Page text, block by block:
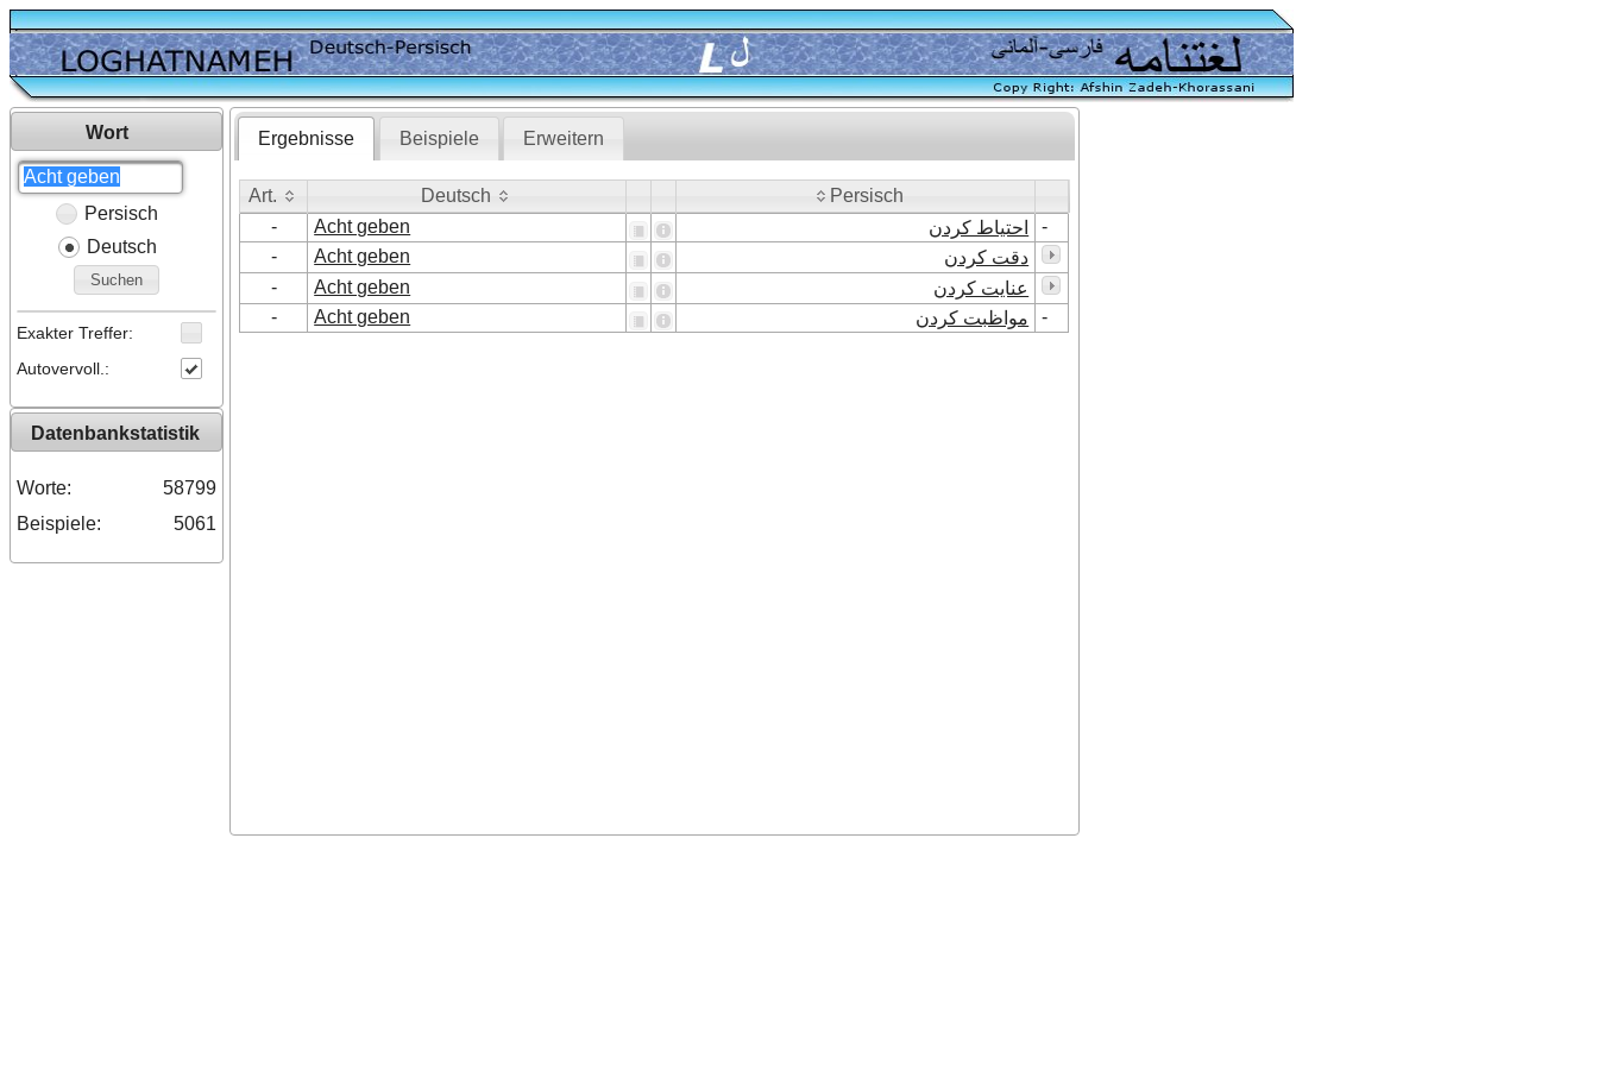
Wort
Persisch
Deutsch
Suchen
Exakter Treffer:
Autovervoll.:
Datenbankstatistik
Worte:
58799
Beispiele:
5061
Ergebnisse Beispiele Erweitern
Art. Deutsch
Persisch
Art.
- Acht geben احتیاط کردن
-
-
Acht geben
دقت کردن
-
Acht geben
عنایت کردن
-
Acht geben مواظبت کردن -